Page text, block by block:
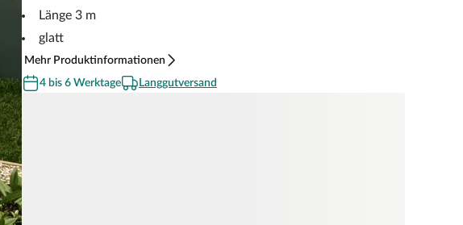
Länge 3 m
glatt
Mehr Produktinformationen
4 bis 6 Werktage
Langgutversand